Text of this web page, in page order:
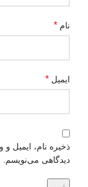
نام *
ایمیل *
ذخیره نام، ایمیل
دیدگاهی می‌نویسم.